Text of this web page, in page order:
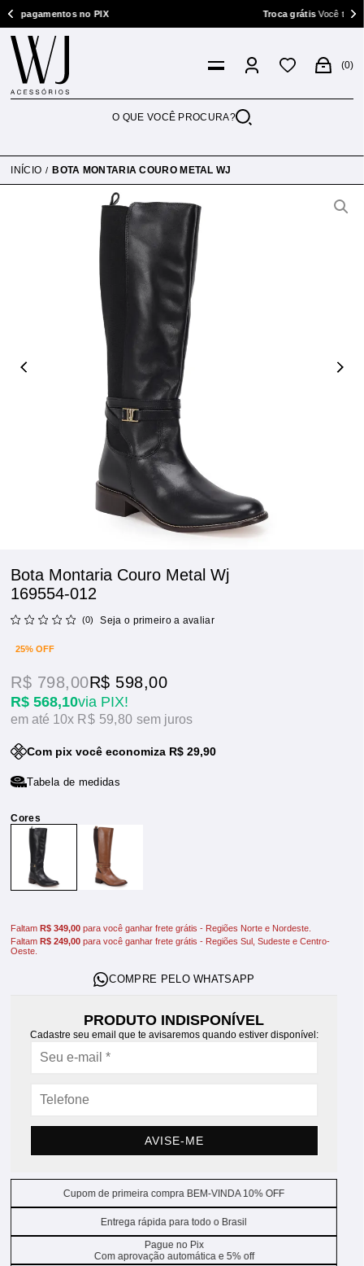
no PIX Troca grátisVocê tem 7 dias p/
0
INÍCIO BOTA MONTARIA COURO METAL WJ
Bota Montaria Couro Metal Wj
169554-012
(0) Seja o primeiro a avaliar
25% OFF
R$ 568,10via PIX!
R$ 798,00R$ 598,00
10x R$ 59,80sem juros
Com pix você economiza R$ 29,90
Tabela de medidas
FaltamR$ 349,00 para você ganhar frete grátis - Regiões Norte e Nordeste.
FaltamR$ 249,00 para você ganhar frete grátis - Regiões Sul, Sudeste e Centro-
Oeste.
PRODUTO INDISPONÍVEL
Cadastre seu email que te avisaremos quando estiver disponível:
AVISE-ME
Cupom de primeira compra BEM-VINDA 10% OFF
Entrega rápida para todo o Brasil
Pague no Pix
Com aprovação automática e 5% off